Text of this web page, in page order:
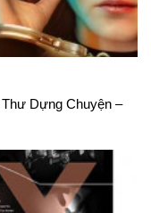
Dựng Chuyện –